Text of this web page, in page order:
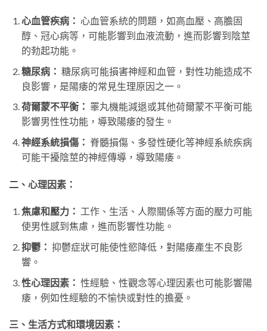
心血管疾病： 心血管系統的問題，如高血壓、高膽固
醇、冠心病等，可能影響到血液流動，進而影響到陰莖
的勃起功能。
糖尿病： 糖尿病可能損害神經和血管，對性功能造成不
良影響，是陽痿的常見生理原因之一。
荷爾蒙不平衡： 睪丸機能減退或其他荷爾蒙不平衡可能
影響男性性功能，導致陽痿的發生。
神經系統損傷： 脊髓損傷、多發性硬化等神經系統疾病
可能干擾陰莖的神經傳導，導致陽痿。
二、心理因素：
焦慮和壓力： 工作、生活、人際關係等方面的壓力可能
使男性感到焦慮，進而影響性功能。
抑鬱： 抑鬱症狀可能使性慾降低，對陽痿產生不良影
響。
性心理因素： 性經驗、性觀念等心理因素也可能影響陽
痿，例如性經驗的不愉快或對性的擔憂。
三、生活方式和環境因素：